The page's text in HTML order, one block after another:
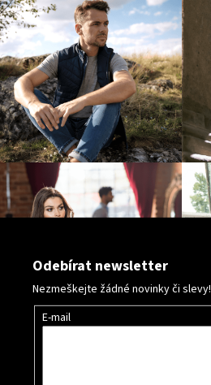
ý
p
i
s
u
Odebírat newsletter
Nezmeškejte žádné novinky či slevy!
E-mail